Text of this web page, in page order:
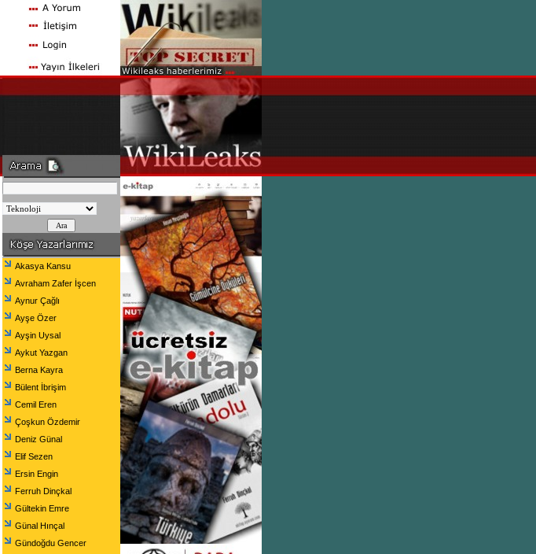
Akasya Kansu
Avraham Zafer İşcen
Aynur Çağlı
Ayşe Özer
Ayşin Uysal
Aykut Yazgan
Berna Kayra
Bülent İbrişim
Cemil Eren
Çoşkun Özdemir
Deniz Günal
Elif Sezen
Ersin Engin
Ferruh Dinçkal
Gültekin Emre
Günal Hınçal
Gündoğdu Gencer